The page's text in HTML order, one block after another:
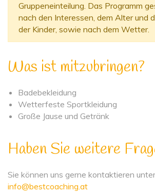
Gruppeneinteilung. Das Programm
nach den Interessen, dem Alter und
der Kinder, sowie nach dem Wetter.
Was ist mitzubringen?
Badebekleidung
Wetterfeste Sportkleidung
Große Jause und Getränk
Haben Sie weitere
Sie können uns gerne kontaktieren
info@bestcoaching.at